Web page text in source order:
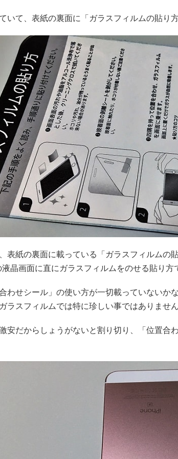
いて、表紙の裏面に「ガラスフィルムの貼り
表紙の裏面に載っている「ガラスフィルムの
晶画面に直にガラスフィルムをのせる貼り方
合わせシール」の使い方が一切載っていないか
ラスフィルムでは特に珍しい事ではありません
安だからしょうがないと割り切り、「位置合